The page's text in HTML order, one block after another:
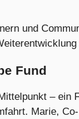
und
Fund
– ein
Marie,